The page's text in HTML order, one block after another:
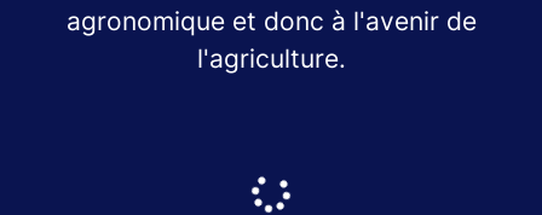
agronomique et donc à l'avenir de
l'agriculture.